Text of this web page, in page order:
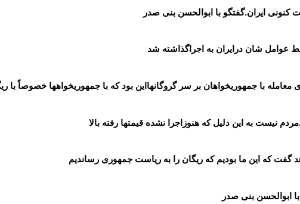
کنونی ایران.گفتگو با ابوالحسن بنی صدر
عوامل شان درایران به اجراگذاشته شد
با جمهوری‏خواهان بر سر گروگان‏هااین بود که با جمهوری‏خواه‏ها خصوصاً با
نیست به این دلیل که هنوزاجرا نشده قیمتها رفته بالا
گفت که این ما بودیم که ریگان را به ریاست جمهوری رساندیم
ابوالحسن بنی صدر